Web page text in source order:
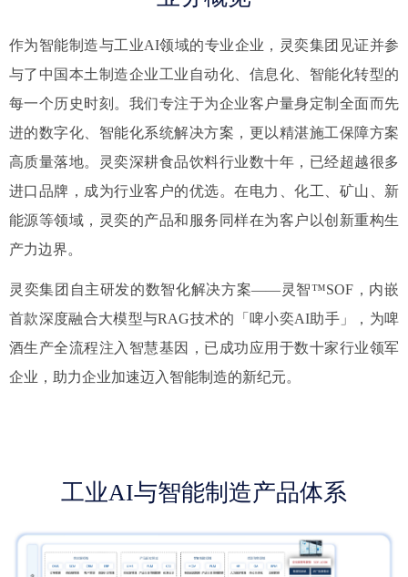
作为智能制造与工业AI领域的专业企业，灵奕集团见证并参
与了中国本土制造企业工业自动化、信息化、智能化转型的
每一个历史时刻。我们专注于为企业客户量身定制全面而先
进的数字化、智能化系统解决方案，更以精湛施工保障方案
高质量落地。灵奕深耕食品饮料行业数十年，已经超越很多
进口品牌，成为行业客户的优选。在电力、化工、矿山、新
能源等领域，灵奕的产品和服务同样在为客户以创新重构生
产力边界。
灵奕集团自主研发的数智化解决方案——灵智™SOF，内嵌
首款深度融合大模型与RAG技术的「啤小奕AI助手」，为啤
酒生产全流程注入智慧基因，已成功应用于数十家行业领军
企业，助力企业加速迈入智能制造的新纪元。
工业AI与智能制造产品体系